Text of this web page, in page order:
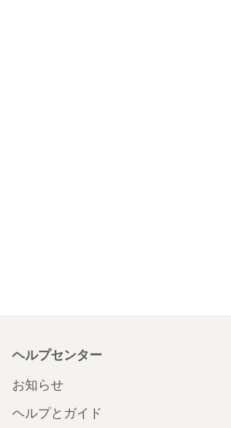
ヘルプセンター
お知らせ
ヘルプとガイド